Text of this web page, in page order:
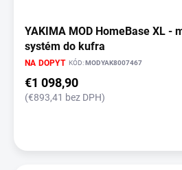
YAKIMA MOD HomeBase XL -
systém do kufra
NA DOPYT KÓD:MODYAK8007467
€1 098,90
(€893,41 bez DPH)